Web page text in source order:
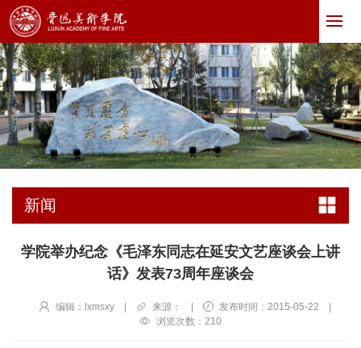
新闻
学院举办纪念《毛泽东同志在延安文艺座谈会上讲
话》发表73周年座谈会
编辑：lxmsxy | 来源： | 发布时间：2015-05-22
|
浏览次数： 210